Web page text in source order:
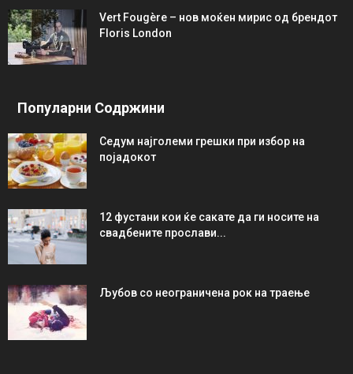
Vert Fougère – нов моќен мирис од брендот
Floris London
Популарни Содржини
Седум најголеми грешки при избор на
појадокот
12 фустани кои ќе сакате да ги носите на
свадбените прослави...
Љубов со неограниченa рок на траење